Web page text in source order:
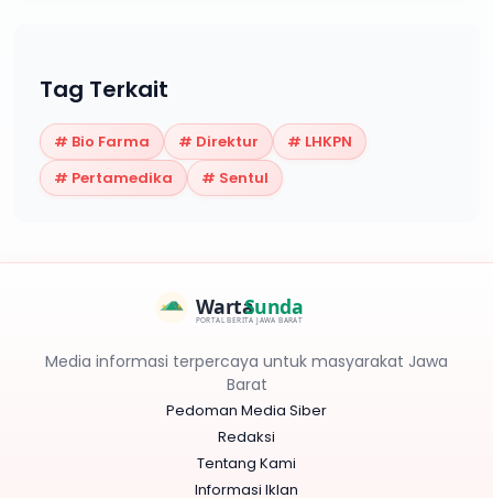
Tag Terkait
# Bio Farma # Direktur # LHKPN
# Pertamedika # Sentul
WartaSunda
PORTAL BERITA JAWA BARAT
Media informasi terpercaya untuk masyarakat Jawa
Barat
Pedoman Media Siber
Redaksi
Tentang Kami
Informasi Iklan